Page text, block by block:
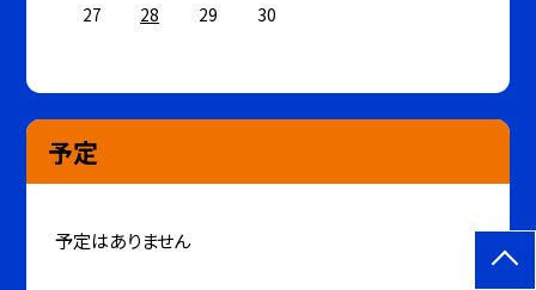
27
28 29 30
予定
予定はありません